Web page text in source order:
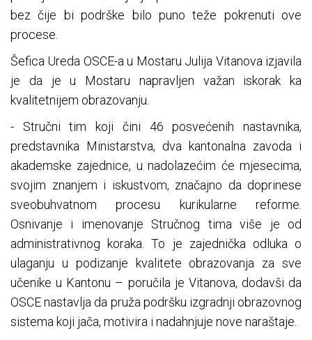
bez čije bi podrške bilo puno teže pokrenuti ove
procese.
Šefica Ureda OSCE-a u Mostaru Julija Vitanova izjavila
je da je u Mostaru napravljen važan iskorak ka
kvalitetnijem obrazovanju.
- Stručni tim koji čini 46 posvećenih nastavnika,
predstavnika Ministarstva, dva kantonalna zavoda i
akademske zajednice, u nadolazećim će mjesecima,
svojim znanjem i iskustvom, značajno da doprinese
sveobuhvatnom procesu kurikularne reforme.
Osnivanje i imenovanje Stručnog tima više je od
administrativnog koraka. To je zajednička odluka o
ulaganju u podizanje kvalitete obrazovanja za sve
učenike u Kantonu – poručila je Vitanova, dodavši da
OSCE nastavlja da pruža podršku izgradnji obrazovnog
sistema koji jača, motivira i nadahnjuje nove naraštaje.